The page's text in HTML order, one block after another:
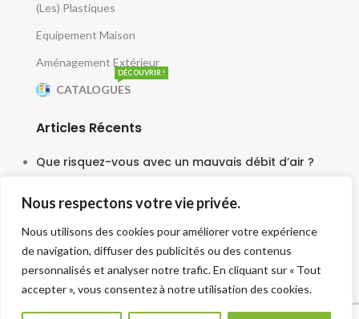
Nous respectons votre vie privée.
Nous utilisons des cookies pour améliorer votre expérience
de navigation, diffuser des publicités ou des contenus
personnalisés et analyser notre trafic. En cliquant sur « Tout
accepter », vous consentez à notre utilisation des cookies.
(Les) Plastiques
Equipement Maison
Aménagement Extérieur
CATALOGUES
DÉCOUVRIR !
Articles Récents
Que risquez-vous avec un mauvais débit d’air ?
Le moteur escargot est-il vraiment silencieux ?
3 juin 2025
Faut-il une tourelle pour chaque cuisine ?
30 mai 2025